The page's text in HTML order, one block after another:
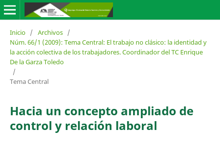
Inicio / Archivos /
Núm. 66/1 (2009): Tema Central: El trabajo no clásico: la identidad y
la acción colectiva de los trabajadores. Coordinador del TC Enrique
De la Garza Toledo
/
Tema Central
Hacia un concepto ampliado de
control y relación laboral